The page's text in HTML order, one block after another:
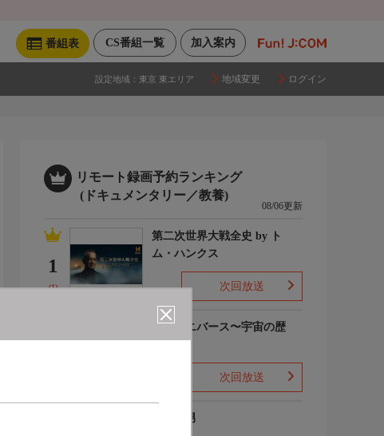
加入案内
CS番組一覧
番組表
設定地域： 東京 東エリア 地域変更 ログイン
リモート録画予約ランキング
(ドキュメンタリー／教養)
08/06更新
1
(1)
第二次世界大戦全史 by ト
ム・ハンクス
次回放送
ザ・ユニバース〜宇宙の歴
次回放送
ザ・森男